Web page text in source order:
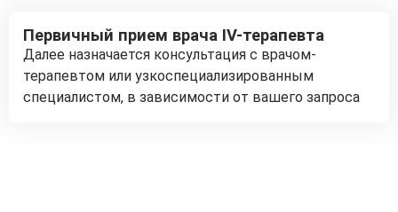
Первичный прием врача IV-терапевта
Далее назначается консультация с врачом-
терапевтом или узкоспециализированным
специалистом, в зависимости от вашего запроса